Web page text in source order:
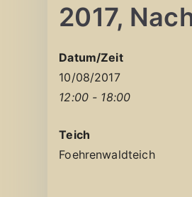
2017,
Datum/Zeit
10/08/2017
12:00 - 18:00
Teich
Foehrenwaldteich